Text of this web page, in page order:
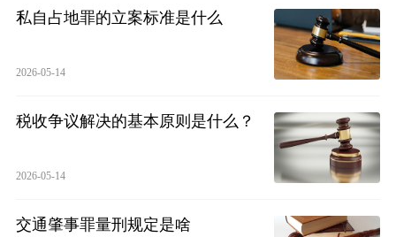
私自占地罪的立案标准是什么
2026-05-14
税收争议解决的基本原则是什么？
2026-05-14
交通肇事罪量刑规定是啥